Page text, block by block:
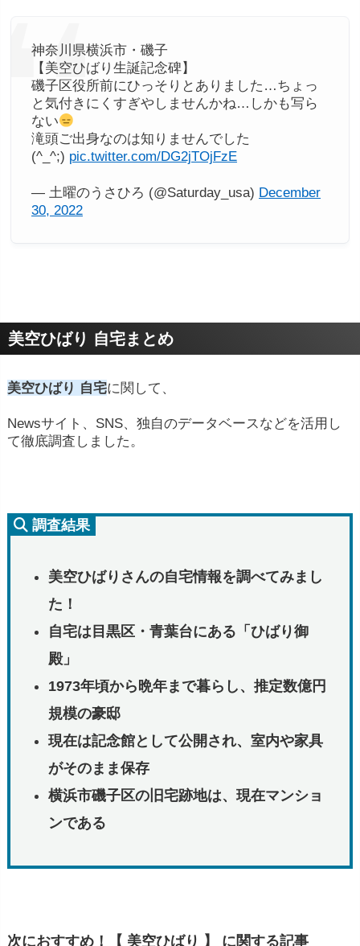
神奈川県横浜市・磯子
【美空ひばり生誕記念碑】
磯子区役所前にひっそりとありました…ちょっ
と気付きにくすぎやしませんかね…しかも写ら
ない
滝頭ご出身なのは知りませんでした
(^_^;) pic.twitter.com/DG2jTOjFzE
— 土曜のうさひろ (@Saturday_usa) December
30, 2022
美空ひばり 自宅まとめ
美空ひばり 自宅に関して、
Newsサイト、SNS、独自のデータベースなどを活用し
て徹底調査しました。
調査結果
美空ひばりさんの自宅情報を調べてみまし
た！
自宅は目黒区・青葉台にある「ひばり御
殿」
1973年頃から晩年まで暮らし、推定数億円
規模の豪邸
現在は記念館として公開され、室内や家具
がそのまま保存
横浜市磯子区の旧宅跡地は、現在マンショ
ンである
次におすすめ！【 美空ひばり 】 に関する記事